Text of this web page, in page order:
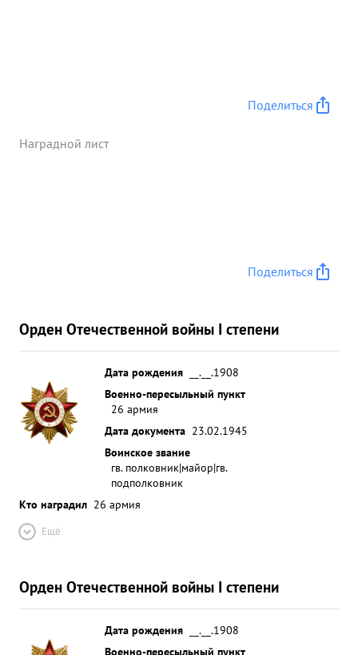
Поделиться
Наградной лист
Поделиться
Орден Отечественной войны I степени
Дата рождения
__.__.1908
Военно-пересыльный пункт
26 армия
Дата документа 23.02.1945
Воинское звание
гв. полковник|майор|гв.
подполковник
Кто наградил 26 армия
Ещё
Орден Отечественной войны I степени
Дата рождения
__.__.1908
Военно-пересыльный пункт